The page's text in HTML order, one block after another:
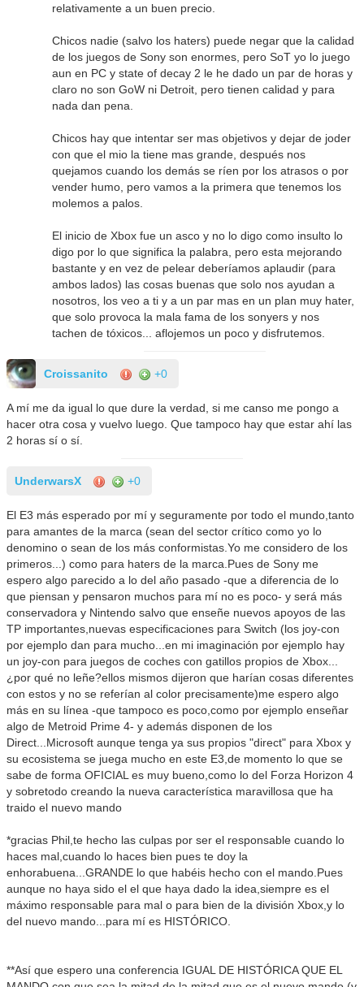
relativamente a un buen precio.
Chicos nadie (salvo los haters) puede negar que la calidad
de los juegos de Sony son enormes, pero SoT yo lo juego
aun en PC y state of decay 2 le he dado un par de horas y
claro no son GoW ni Detroit, pero tienen calidad y para
nada dan pena.
Chicos hay que intentar ser mas objetivos y dejar de joder
con que el mio la tiene mas grande, después nos
quejamos cuando los demás se ríen por los atrasos o por
vender humo, pero vamos a la primera que tenemos los
molemos a palos.
El inicio de Xbox fue un asco y no lo digo como insulto lo
digo por lo que significa la palabra, pero esta mejorando
bastante y en vez de pelear deberíamos aplaudir (para
ambos lados) las cosas buenas que solo nos ayudan a
nosotros, los veo a ti y a un par mas en un plan muy hater,
que solo provoca la mala fama de los sonyers y nos
tachen de tóxicos... aflojemos un poco y disfrutemos.
Croissanito +0
A mí me da igual lo que dure la verdad, si me canso me pongo a
hacer otra cosa y vuelvo luego. Que tampoco hay que estar ahí las
2 horas sí o sí.
UnderwarsX +0
El E3 más esperado por mí y seguramente por todo el mundo,tanto
para amantes de la marca (sean del sector crítico como yo lo
denomino o sean de los más conformistas.Yo me considero de los
primeros...) como para haters de la marca.Pues de Sony me
espero algo parecido a lo del año pasado -que a diferencia de lo
que piensan y pensaron muchos para mí no es poco- y será más
conservadora y Nintendo salvo que enseñe nuevos apoyos de las
TP importantes,nuevas especificaciones para Switch (los joy-con
por ejemplo dan para mucho...en mi imaginación por ejemplo hay
un joy-con para juegos de coches con gatillos propios de Xbox...
¿por qué no leñe?ellos mismos dijeron que harían cosas diferentes
con estos y no se referían al color precisamente)me espero algo
más en su línea -que tampoco es poco,como por ejemplo enseñar
algo de Metroid Prime 4- y además disponen de los
Direct...Microsoft aunque tenga ya sus propios "direct" para Xbox y
su ecosistema se juega mucho en este E3,de momento lo que se
sabe de forma OFICIAL es muy bueno,como lo del Forza Horizon 4
y sobretodo creando la nueva característica maravillosa que ha
traido el nuevo mando
*gracias Phil,te hecho las culpas por ser el responsable cuando lo
haces mal,cuando lo haces bien pues te doy la
enhorabuena...GRANDE lo que habéis hecho con el mando.Pues
aunque no haya sido el el que haya dado la idea,siempre es el
máximo responsable para mal o para bien de la división Xbox,y lo
del nuevo mando...para mí es HISTÓRICO.
**Así que espero una conferencia IGUAL DE HISTÓRICA QUE EL